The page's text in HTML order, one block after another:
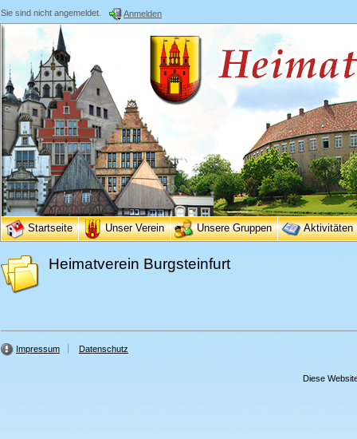
Sie sind nicht angemeldet. Anmelden
Startseite Unser Verein Unsere Gruppen Aktivitäten
Heimatverein Burgsteinfurt
Impressum Datenschutz
Diese